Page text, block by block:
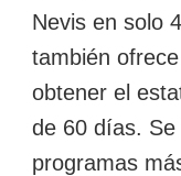
Nevis en solo
también
obtener el
de 60 días.
programas